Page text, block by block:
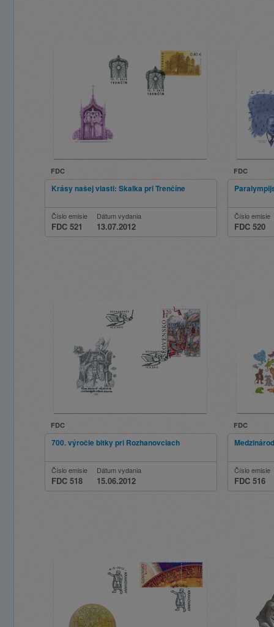
FDC
Krásy našej vlasti: Skalka pri Trenčíne
Číslo emisie
FDC 521
Dátum vydania
13.07.2012
FDC
Číslo emisie
FDC 520
FDC
700. výročie bitky pri Rozhanovciach
Číslo emisie
FDC 518
Dátum vydania
15.06.2012
FDC
Číslo emisie
FDC 516